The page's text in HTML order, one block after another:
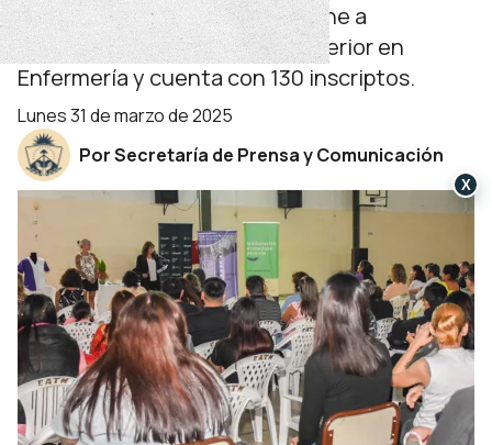
De oferta pública y gratuita pone a
disposición la Tecnicatura Superior en
Enfermería y cuenta con 130 inscriptos.
lunes 31 de marzo de 2025
Por Secretaría de Prensa y Comunicación
X